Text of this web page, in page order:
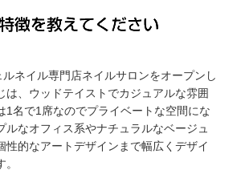
ネイル専門店ネイルサロンをオープンし
は、ウッドテイストでカジュアルな雰囲
1名で1席なのでプライベートな空間にな
ルなオフィス系やナチュラルなベージュ
性的なアートデザインまで幅広くデザイ